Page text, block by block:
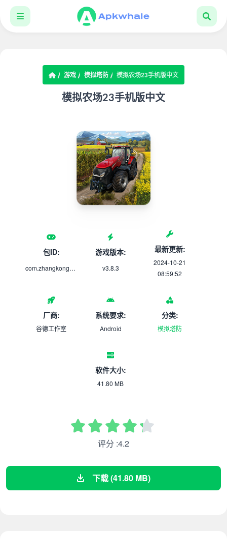
游戏 模拟塔防 模拟农场23手机版中文
模拟农场23手机版中文
包ID:
com.zhangkongapp.joke.bamenshenqi
游戏版本:
v3.8.3
最新更新:
2024-10-21
08:59:52
厂商:
谷德工作室
系统要求:
Android
分类:
模拟塔防
软件大小:
41.80 MB
评分 :4.2
下载 (41.80 MB)